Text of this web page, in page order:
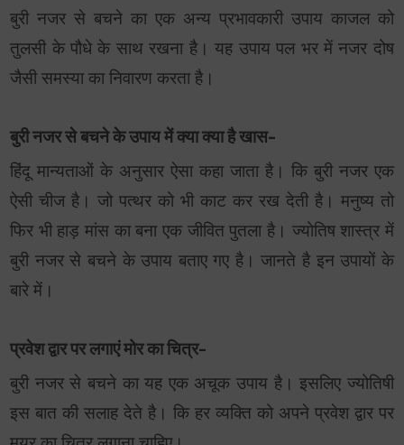
बुरी नजर से बचने का एक अन्य प्रभावकारी उपाय काजल को
तुलसी के पौधे के साथ रखना है। यह उपाय पल भर में नजर दोष
जैसी समस्या का निवारण करता है।
बुरी नजर से बचने के उपाय में क्या क्या है खास-
हिंदू मान्यताओं के अनुसार ऐसा कहा जाता है। कि बुरी नजर एक
ऐसी चीज है। जो पत्थर को भी काट कर रख देती है। मनुष्य तो
फिर भी हाड़ मांस का बना एक जीवित पुतला है। ज्योतिष शास्त्र में
बुरी नजर से बचने के उपाय बताए गए है। जानते है इन उपायों के
बारे में।
प्रवेश द्वार पर लगाएं मोर का चित्र-
बुरी नजर से बचने का यह एक अचूक उपाय है। इसलिए ज्योतिषी
इस बात की सलाह देते है। कि हर व्यक्ति को अपने प्रवेश द्वार पर